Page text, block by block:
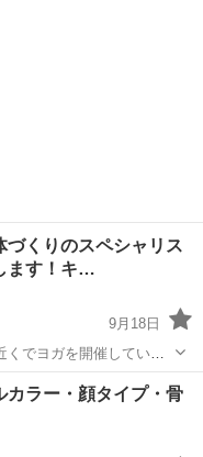
づくりのスペシャリス
ます！キ…
9月18日
くでヨガを開催していま
カラー・顔タイプ・骨